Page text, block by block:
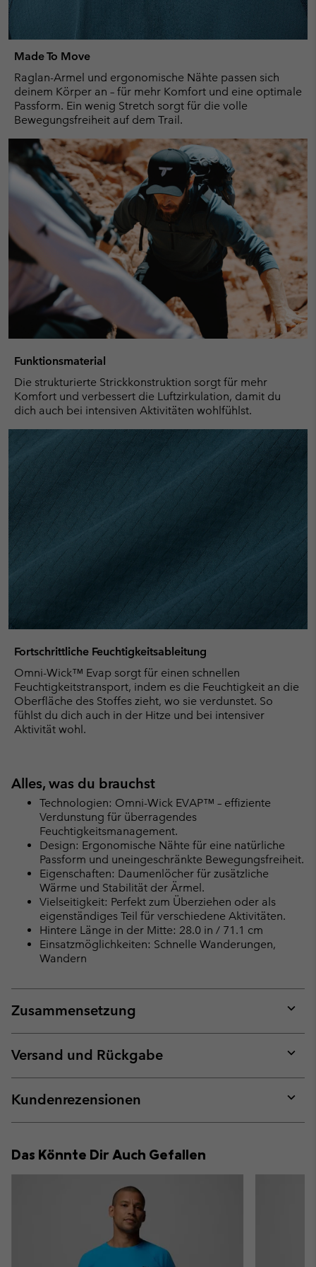
Made To Move
Raglan-Armel und ergonomische Nähte passen sich
deinem Körper an – für mehr Komfort und eine optimale
Passform. Ein wenig Stretch sorgt für die volle
Bewegungsfreiheit auf dem Trail.
Funktionsmaterial
Die strukturierte Strickkonstruktion sorgt für mehr
Komfort und verbessert die Luftzirkulation, damit du
dich auch bei intensiven Aktivitäten wohlfühlst.
Fortschrittliche Feuchtigkeitsableitung
Omni-Wick™ Evap sorgt für einen schnellen
Feuchtigkeitstransport, indem es die Feuchtigkeit an die
Oberfläche des Stoffes zieht, wo sie verdunstet. So
fühlst du dich auch in der Hitze und bei intensiver
Aktivität wohl.
Alles, was du brauchst
Technologien: Omni-Wick EVAP™ – effiziente
Verdunstung für überragendes
Feuchtigkeitsmanagement.
Design: Ergonomische Nähte für eine natürliche
Passform und uneingeschränkte Bewegungsfreiheit.
Eigenschaften: Daumenlöcher für zusätzliche
Wärme und Stabilität der Ärmel.
Vielseitigkeit: Perfekt zum Überziehen oder als
eigenständiges Teil für verschiedene Aktivitäten.
Hintere Länge in der Mitte: 28.0 in / 71.1 cm
Einsatzmöglichkeiten: Schnelle Wanderungen,
Wandern
Zusammensetzung
or
Versand und Rückgabe
or
Kundenrezensionen
or
Das Könnte Dir Auch Gefallen